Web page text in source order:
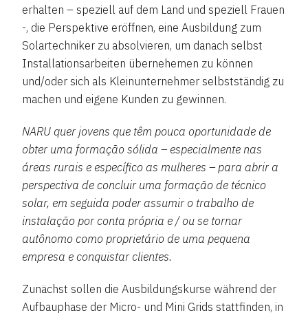
erhalten – speziell auf dem Land und speziell Frauen
-, die Perspektive eröffnen, eine Ausbildung zum
Solartechniker zu absolvieren, um danach selbst
Installationsarbeiten übernehemen zu können
und/oder sich als Kleinunternehmer selbstständig zu
machen und eigene Kunden zu gewinnen.
NARU quer jovens que têm pouca oportunidade de
obter uma formação sólida – especialmente nas
áreas rurais e específico as mulheres – para abrir a
perspectiva de concluir uma formação de técnico
solar, em seguida poder assumir o trabalho de
instalação por conta própria e / ou se tornar
autônomo como proprietário de uma pequena
empresa e conquistar clientes.
Zunächst sollen die Ausbildungskurse während der
Aufbauphase der Micro- und Mini Grids stattfinden, in